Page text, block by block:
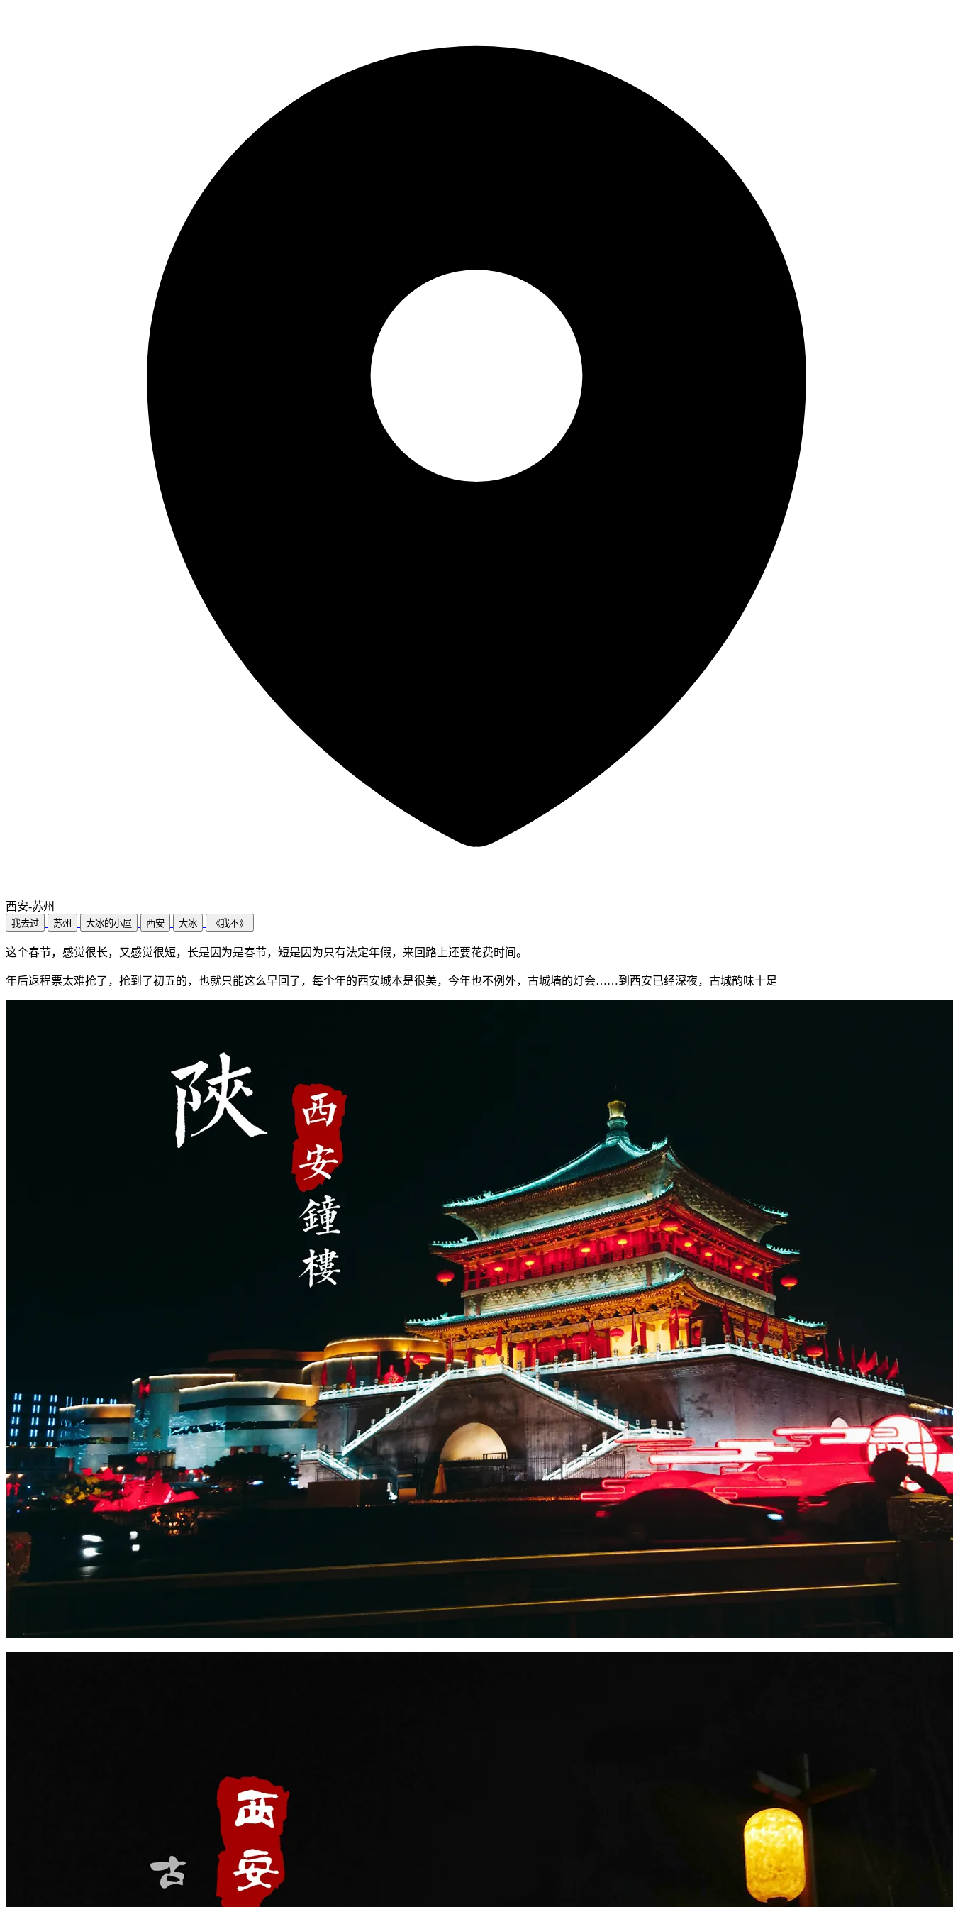
西安-苏州
我去过 苏州 大冰的小屋 西安 大冰 《我不》
这个春节，感觉很长，又感觉很短，长是因为是春节，短是因为只有法定年假，来回路上还要花费时间。
年后返程票太难抢了，抢到了初五的，也就只能这么早回了，每个年的西安城本是很美，今年也不例外，古城墙的灯会……到西安已经深夜，古城韵味十足